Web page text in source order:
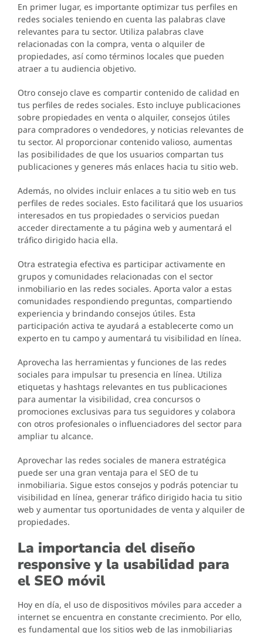
En primer lugar, es importante optimizar tus perfiles en
redes sociales teniendo en cuenta las palabras clave
relevantes para tu sector. Utiliza palabras clave
relacionadas con la compra, venta o alquiler de
propiedades, así como términos locales que pueden
atraer a tu audiencia objetivo.
Otro consejo clave es compartir contenido de calidad en
tus perfiles de redes sociales. Esto incluye publicaciones
sobre propiedades en venta o alquiler, consejos útiles
para compradores o vendedores, y noticias relevantes de
tu sector. Al proporcionar contenido valioso, aumentas
las posibilidades de que los usuarios compartan tus
publicaciones y generes más enlaces hacia tu sitio web.
Además, no olvides incluir enlaces a tu sitio web en tus
perfiles de redes sociales. Esto facilitará que los usuarios
interesados en tus propiedades o servicios puedan
acceder directamente a tu página web y aumentará el
tráfico dirigido hacia ella.
Otra estrategia efectiva es participar activamente en
grupos y comunidades relacionadas con el sector
inmobiliario en las redes sociales. Aporta valor a estas
comunidades respondiendo preguntas, compartiendo
experiencia y brindando consejos útiles. Esta
participación activa te ayudará a establecerte como un
experto en tu campo y aumentará tu visibilidad en línea.
Aprovecha las herramientas y funciones de las redes
sociales para impulsar tu presencia en línea. Utiliza
etiquetas y hashtags relevantes en tus publicaciones
para aumentar la visibilidad, crea concursos o
promociones exclusivas para tus seguidores y colabora
con otros profesionales o influenciadores del sector para
ampliar tu alcance.
Aprovechar las redes sociales de manera estratégica
puede ser una gran ventaja para el SEO de tu
inmobiliaria. Sigue estos consejos y podrás potenciar tu
visibilidad en línea, generar tráfico dirigido hacia tu sitio
web y aumentar tus oportunidades de venta y alquiler de
propiedades.
La importancia del diseño
responsive y la usabilidad para
el SEO móvil
Hoy en día, el uso de dispositivos móviles para acceder a
internet se encuentra en constante crecimiento. Por ello,
es fundamental que los sitios web de las inmobiliarias